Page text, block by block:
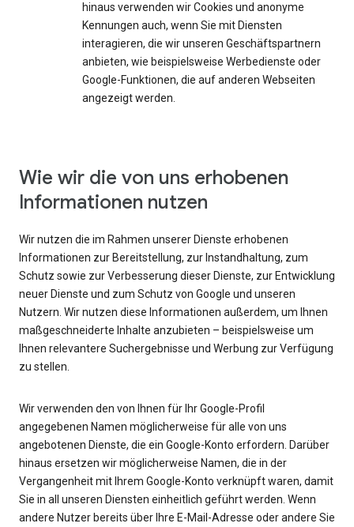
hinaus verwenden wir Cookies und anonyme
Kennungen auch, wenn Sie mit Diensten
interagieren, die wir unseren Geschäftspartnern
anbieten, wie beispielsweise Werbedienste oder
Google-Funktionen, die auf anderen Webseiten
angezeigt werden.
Wie wir die von uns erhobenen
Informationen nutzen
Wir nutzen die im Rahmen unserer Dienste erhobenen
Informationen zur Bereitstellung, zur Instandhaltung, zum
Schutz sowie zur Verbesserung dieser Dienste, zur Entwicklung
neuer Dienste und zum Schutz von Google und unseren
Nutzern. Wir nutzen diese Informationen außerdem, um Ihnen
maßgeschneiderte Inhalte anzubieten – beispielsweise um
Ihnen relevantere Suchergebnisse und Werbung zur Verfügung
zu stellen.
Wir verwenden den von Ihnen für Ihr Google-Profil
angegebenen Namen möglicherweise für alle von uns
angebotenen Dienste, die ein Google-Konto erfordern. Darüber
hinaus ersetzen wir möglicherweise Namen, die in der
Vergangenheit mit Ihrem Google-Konto verknüpft waren, damit
Sie in all unseren Diensten einheitlich geführt werden. Wenn
andere Nutzer bereits über Ihre E-Mail-Adresse oder andere Sie